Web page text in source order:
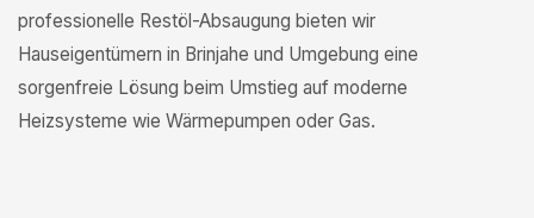
professionelle Restöl-Absaugung bieten wir
Hauseigentümern in Brinjahe und Umgebung eine
sorgenfreie Lösung beim Umstieg auf moderne
Heizsysteme wie Wärmepumpen oder Gas.